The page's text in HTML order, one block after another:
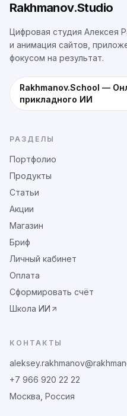
Rakhmanov.Studio
Цифровая студия Алексея
и анимация сайтов,
фокусом на результат.
Rakhmanov.School —
прикладного ИИ
РАЗДЕЛЫ
Портфолио
Продукты
Статьи
Акции
Магазин
Бриф
Личный кабинет
Оплата
Сформировать счёт
Школа ИИ
КОНТАКТЫ
+7 966 920 22 22
Москва, Россия